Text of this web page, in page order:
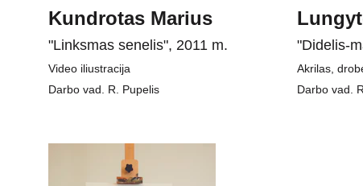
Kundrotas Marius
"Linksmas senelis", 2011 m.
Video iliustracija
Darbo vad. R. Pupelis
"Didelis-
Akrilas,
Darbo vad.